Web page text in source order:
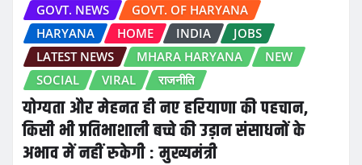
GOVT. NEWS
GOVT. OF HARYANA
HARYANA
HOME INDIA
JOBS
LATEST NEWS
MHARA HARYANA
NEW
SOCIAL
VIRAL राजनीति
योग्यता और मेहनत ही नए हरियाणा की पहचान,
किसी भी प्रतिभाशाली बच्चे की उड़ान संसाधनों के
अभाव में नहीं रुकेगी : मुख्यमंत्री